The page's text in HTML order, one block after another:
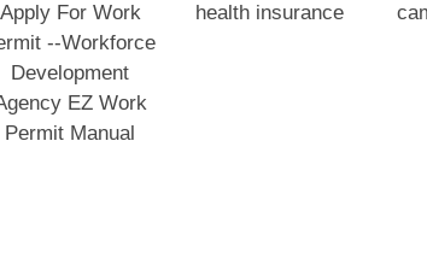
Apply For Work
--Workforce
Development
EZ Work
Permit Manual
health insurance